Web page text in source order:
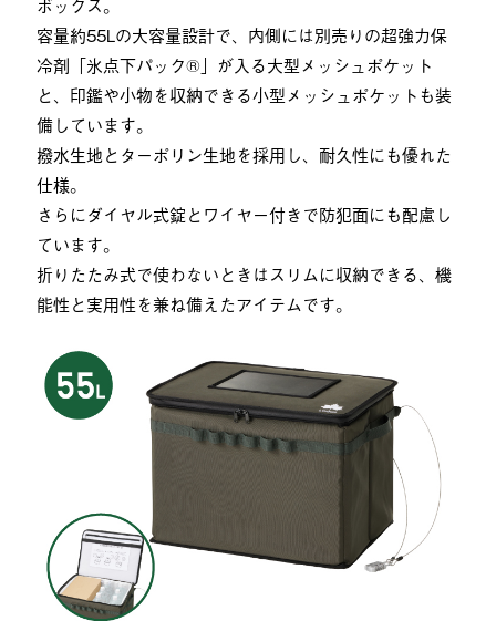
容量約55Lの大容量設計で、内側には別売りの超強力保
冷剤「氷点下パック®︎」が入る大型メッシュポケット
と、印鑑や小物を収納できる小型メッシュポケットも装
備しています。
撥水生地とターポリン生地を採用し、耐久性にも優れた
仕様。
さらにダイヤル式錠とワイヤー付きで防犯面にも配慮し
ています。
折りたたみ式で使わないときはスリムに収納できる、機
能性と実用性を兼ね備えたアイテムです。